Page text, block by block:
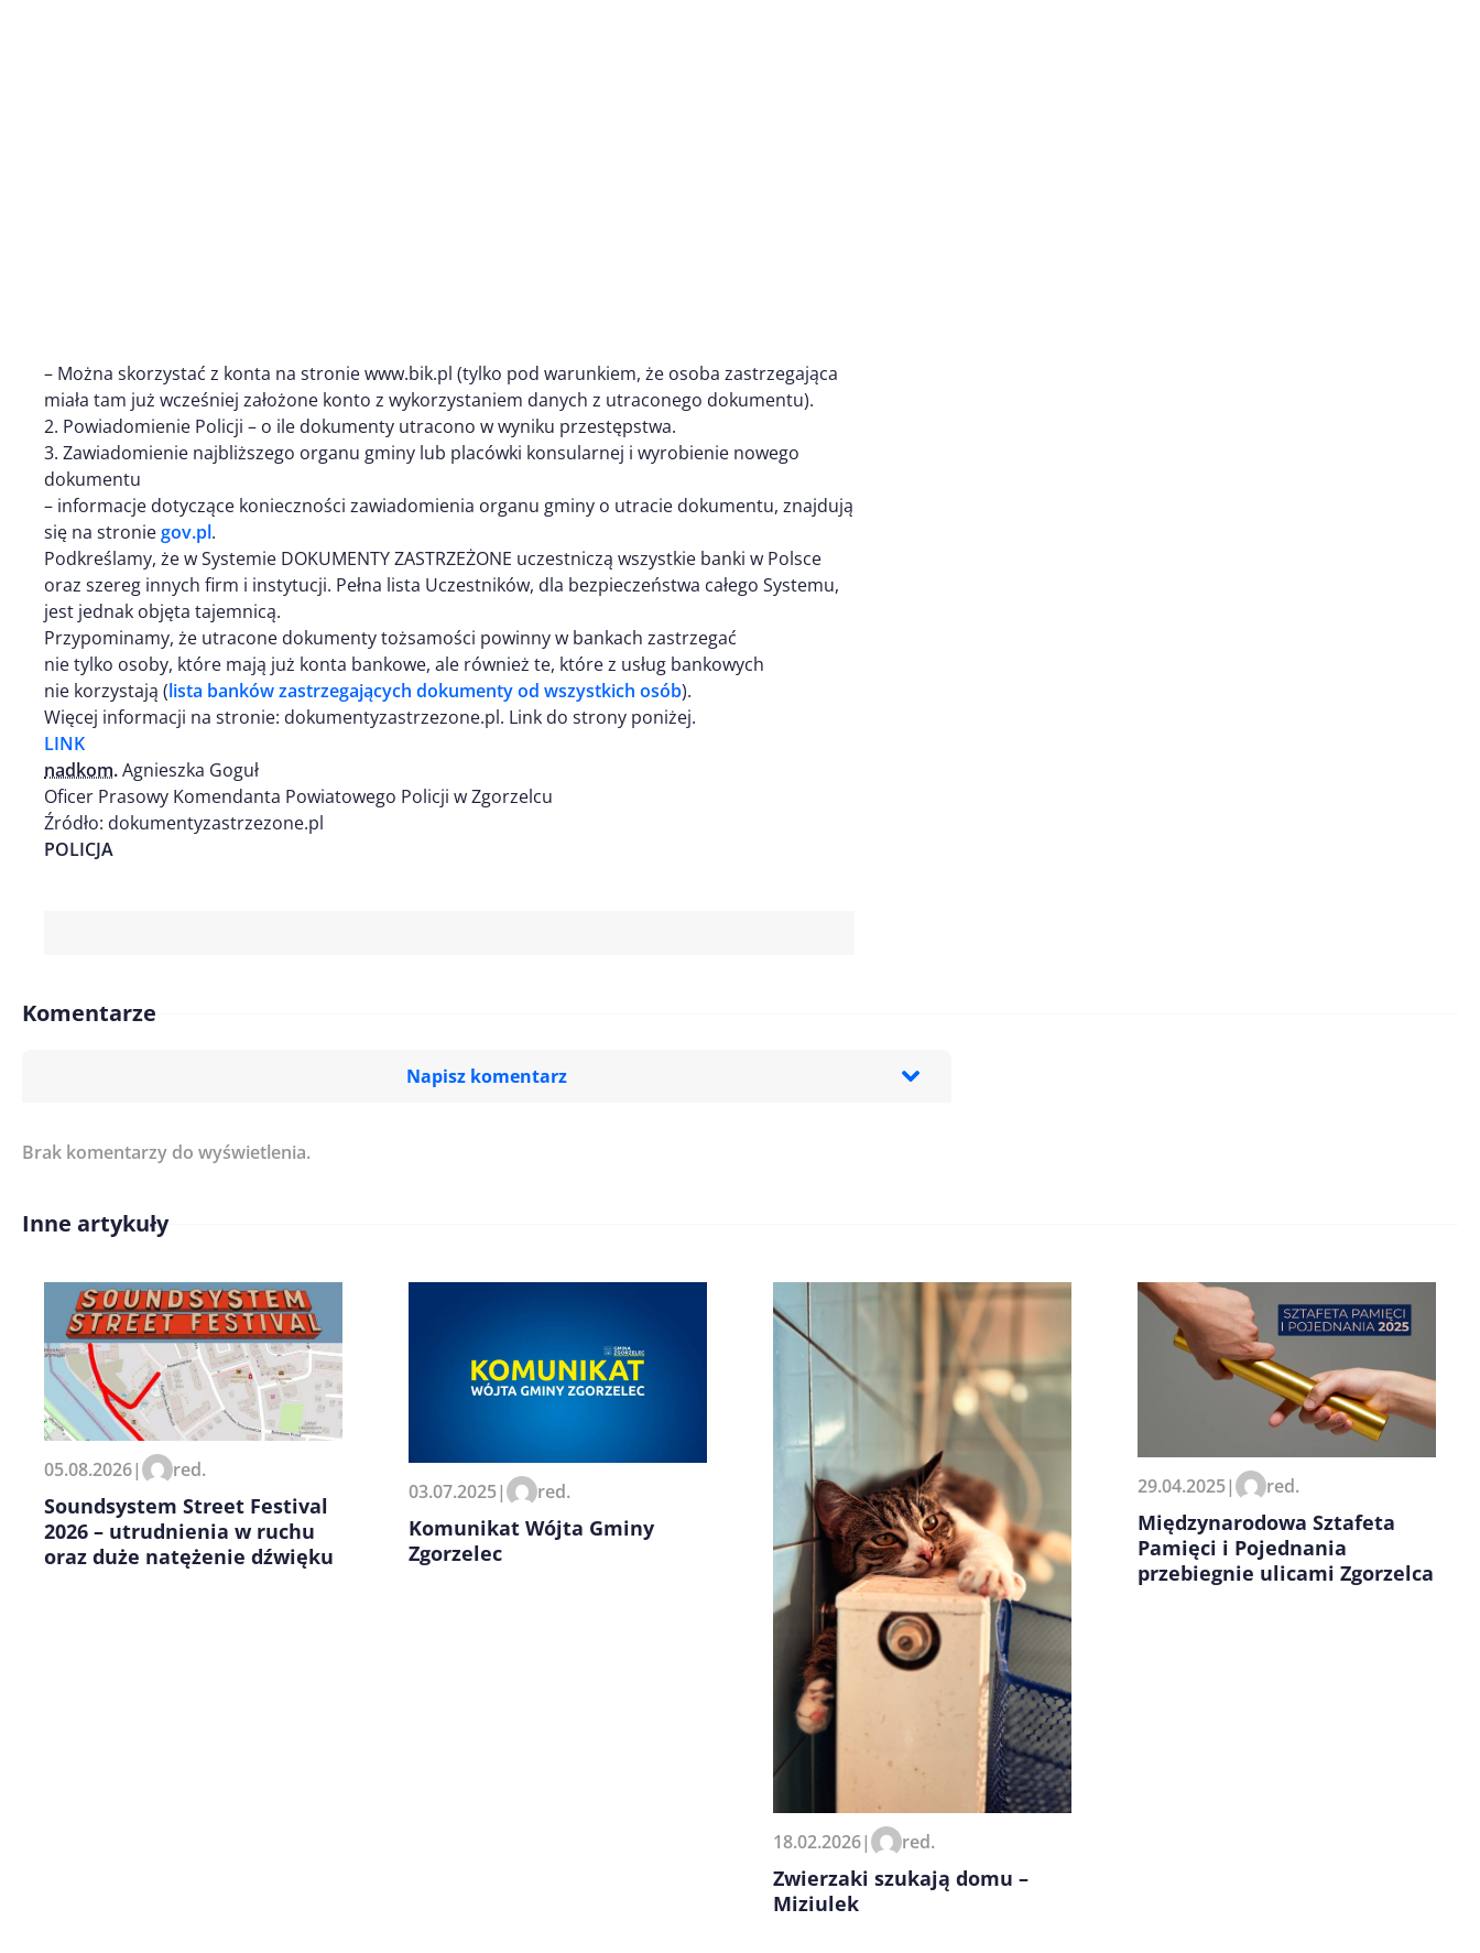
– Można skorzystać z konta na stronie www.bik.pl (tylko pod warunkiem, że osoba zastrzegająca
miała tam już wcześniej założone konto z wykorzystaniem danych z utraconego dokumentu).
2. Powiadomienie Policji – o ile dokumenty utracono w wyniku przestępstwa.
3. Zawiadomienie najbliższego organu gminy lub placówki konsularnej i wyrobienie nowego
dokumentu
– informacje dotyczące konieczności zawiadomienia organu gminy o utracie dokumentu, znajdują
się na stroniegov.pl.
Podkreślamy, że w Systemie DOKUMENTY ZASTRZEŻONE uczestniczą wszystkie banki w Polsce
oraz szereg innych firm i instytucji. Pełna lista Uczestników, dla bezpieczeństwa całego Systemu,
jest jednak objęta tajemnicą.
Przypominamy, że utracone dokumenty tożsamości powinny w bankach zastrzegać
nie tylko osoby, które mają już konta bankowe, ale również te, które z usług bankowych
nie korzystają (lista banków zastrzegających dokumenty od wszystkich osób).
Więcej informacji na stronie: dokumentyzastrzezone.pl. Link do strony poniżej.
LINK
nadkom.Agnieszka Goguł
Oficer Prasowy Komendanta Powiatowego Policji w Zgorzelcu
Źródło: dokumentyzastrzezone.pl
POLICJA
Komentarze
Napisz komentarz
Imię/ Nick*
kolejnych komentarzy.
Brak komentarzy do wyświetlenia.
Inne artykuły
05.08.2026| red.
Soundsystem Street Festival
2026 – utrudnienia w ruchu
oraz duże natężenie dźwięku
03.07.2025| red.
Komunikat Wójta Gminy
Zgorzelec
18.02.2026| red.
Zwierzaki szukają domu –
Miziulek
29.04.2025| red.
Międzynarodowa Sztafeta
Pamięci i Pojednania
przebiegnie ulicami Zgorzelca